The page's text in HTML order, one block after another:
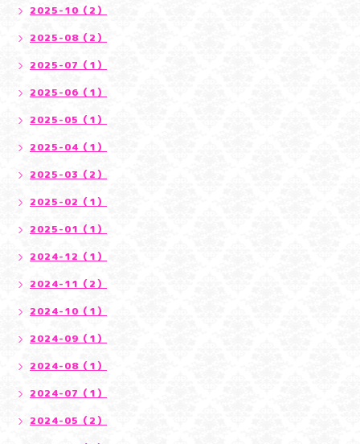
2025-10（2）
2025-08（2）
2025-07（1）
2025-06（1）
2025-05（1）
2025-04（1）
2025-03（2）
2025-02（1）
2025-01（1）
2024-12（1）
2024-11（2）
2024-10（1）
2024-09（1）
2024-08（1）
2024-07（1）
2024-05（2）